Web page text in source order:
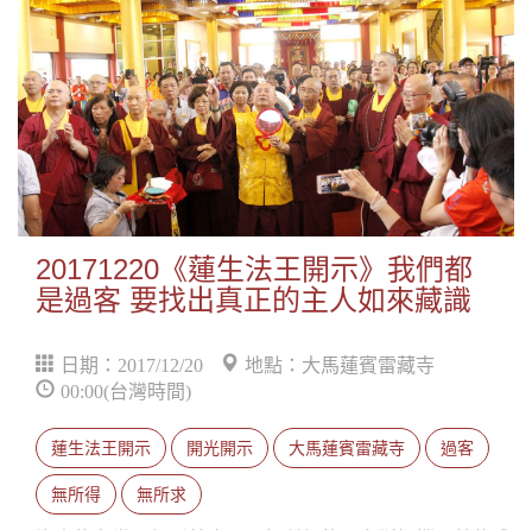
20171220《蓮生法王開示》我們都
是過客 要找出真正的主人如來藏識
日期：2017/12/20
地點：大馬蓮賓雷藏寺
00:00(台灣時間)
蓮生法王開示 開光開示 大馬蓮賓雷藏寺 過客
無所得 無所求